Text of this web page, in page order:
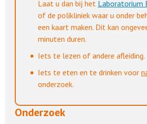
Laat u dan bij het Laboratorium
of de polikliniek waar u onder
een kaart maken. Dit kan
minuten duren.
Iets te lezen of andere afleiding.
Iets te eten en te drinken voor
onderzoek.
Onderzoek